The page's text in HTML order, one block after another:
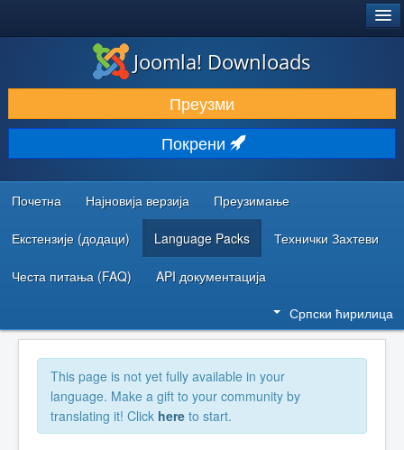
ПРЕУЗИМАЊЕ И ПРОШИРЕЊА (ЕКСТЕНЗИЈЕ)
ОТКРИЈТЕ И НАУЧИТЕ
ЗАЈЕДНИЦА И ПОДРШКА
РЕСУРСИ ЗА РАЗВОЈ
Joomla! Downloads
Преузми
Покрени
Почетна Најновија верзија Преузимање
Екстензије (додаци) Language Packs Технички Захтеви
Честа питања (FAQ) API документација
Српски ћирилица
This page is not yet fully available in your
language. Make a gift to your community by
translating it! Click here to start.